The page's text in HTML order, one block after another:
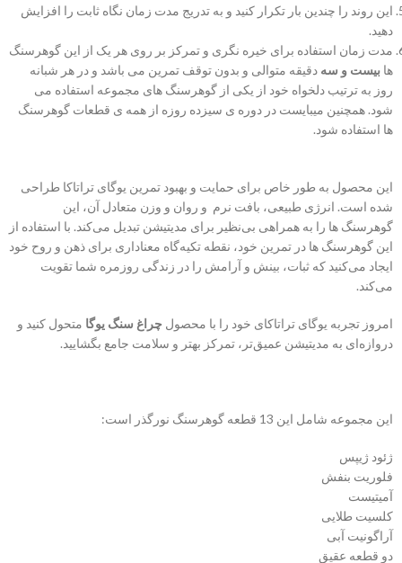
این روند را چندین بار تکرار کنید و به تدریج مدت زمان نگاه ثابت را افزایش
دهید.
مدت زمان استفاده برای خیره نگری و تمرکز بر روی هر یک از این گوهرسنگ
ها بیست و سه دقیقه متوالی و بدون توقف تمرین می باشد و در هر شبانه
روز به ترتیب دلخواه خود از یکی از گوهرسنگ های مجموعه استفاده می
شود. همچنین میبایست در دوره ی سیزده روزه از همه ی قطعات گوهرسنگ
ها استفاده شود.
این محصول به طور خاص برای حمایت و بهبود تمرین یوگای تراتاکا طراحی
شده است. انرژی طبیعی، بافت نرم و روان و وزن متعادل آن، این
گوهرسنگ ها را به همراهی بی‌نظیر برای مدیتیشن تبدیل می‌کند. با استفاده از
این گوهرسنگ ها در تمرین خود، نقطه تکیه‌گاه معناداری برای ذهن و روح خود
ایجاد می‌کنید که ثبات، بینش و آرامش را در زندگی روزمره شما تقویت
می‌کند.
امروز تجربه یوگای تراتاکای خود را با محصول چراغ سنگ یوگا متحول کنید و
دروازه‌ای به مدیتیشن عمیق‌تر، تمرکز بهتر و سلامت جامع بگشایید.
این مجموعه شامل این 13 قطعه گوهرسنگ نورگذر است:
ژئود ژیپس
فلوریت بنفش
آمیتیست
کلسیت طلایی
آراگونیت آبی
دو قطعه عقیق